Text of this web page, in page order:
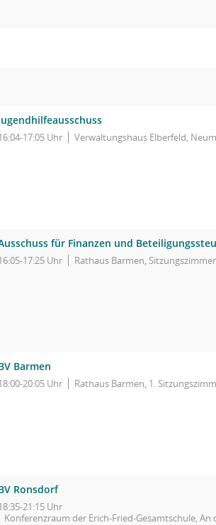
17:05 Uhr Verwaltungshaus Elberfeld,
für Finanzen und
17:25 Uhr Rathaus Barmen,
Barmen
20:05 Uhr Rathaus Barmen, 1.
Ronsdorf
21:15 Uhr
Konferenzraum der Erich-Fried-Gesamtschule,